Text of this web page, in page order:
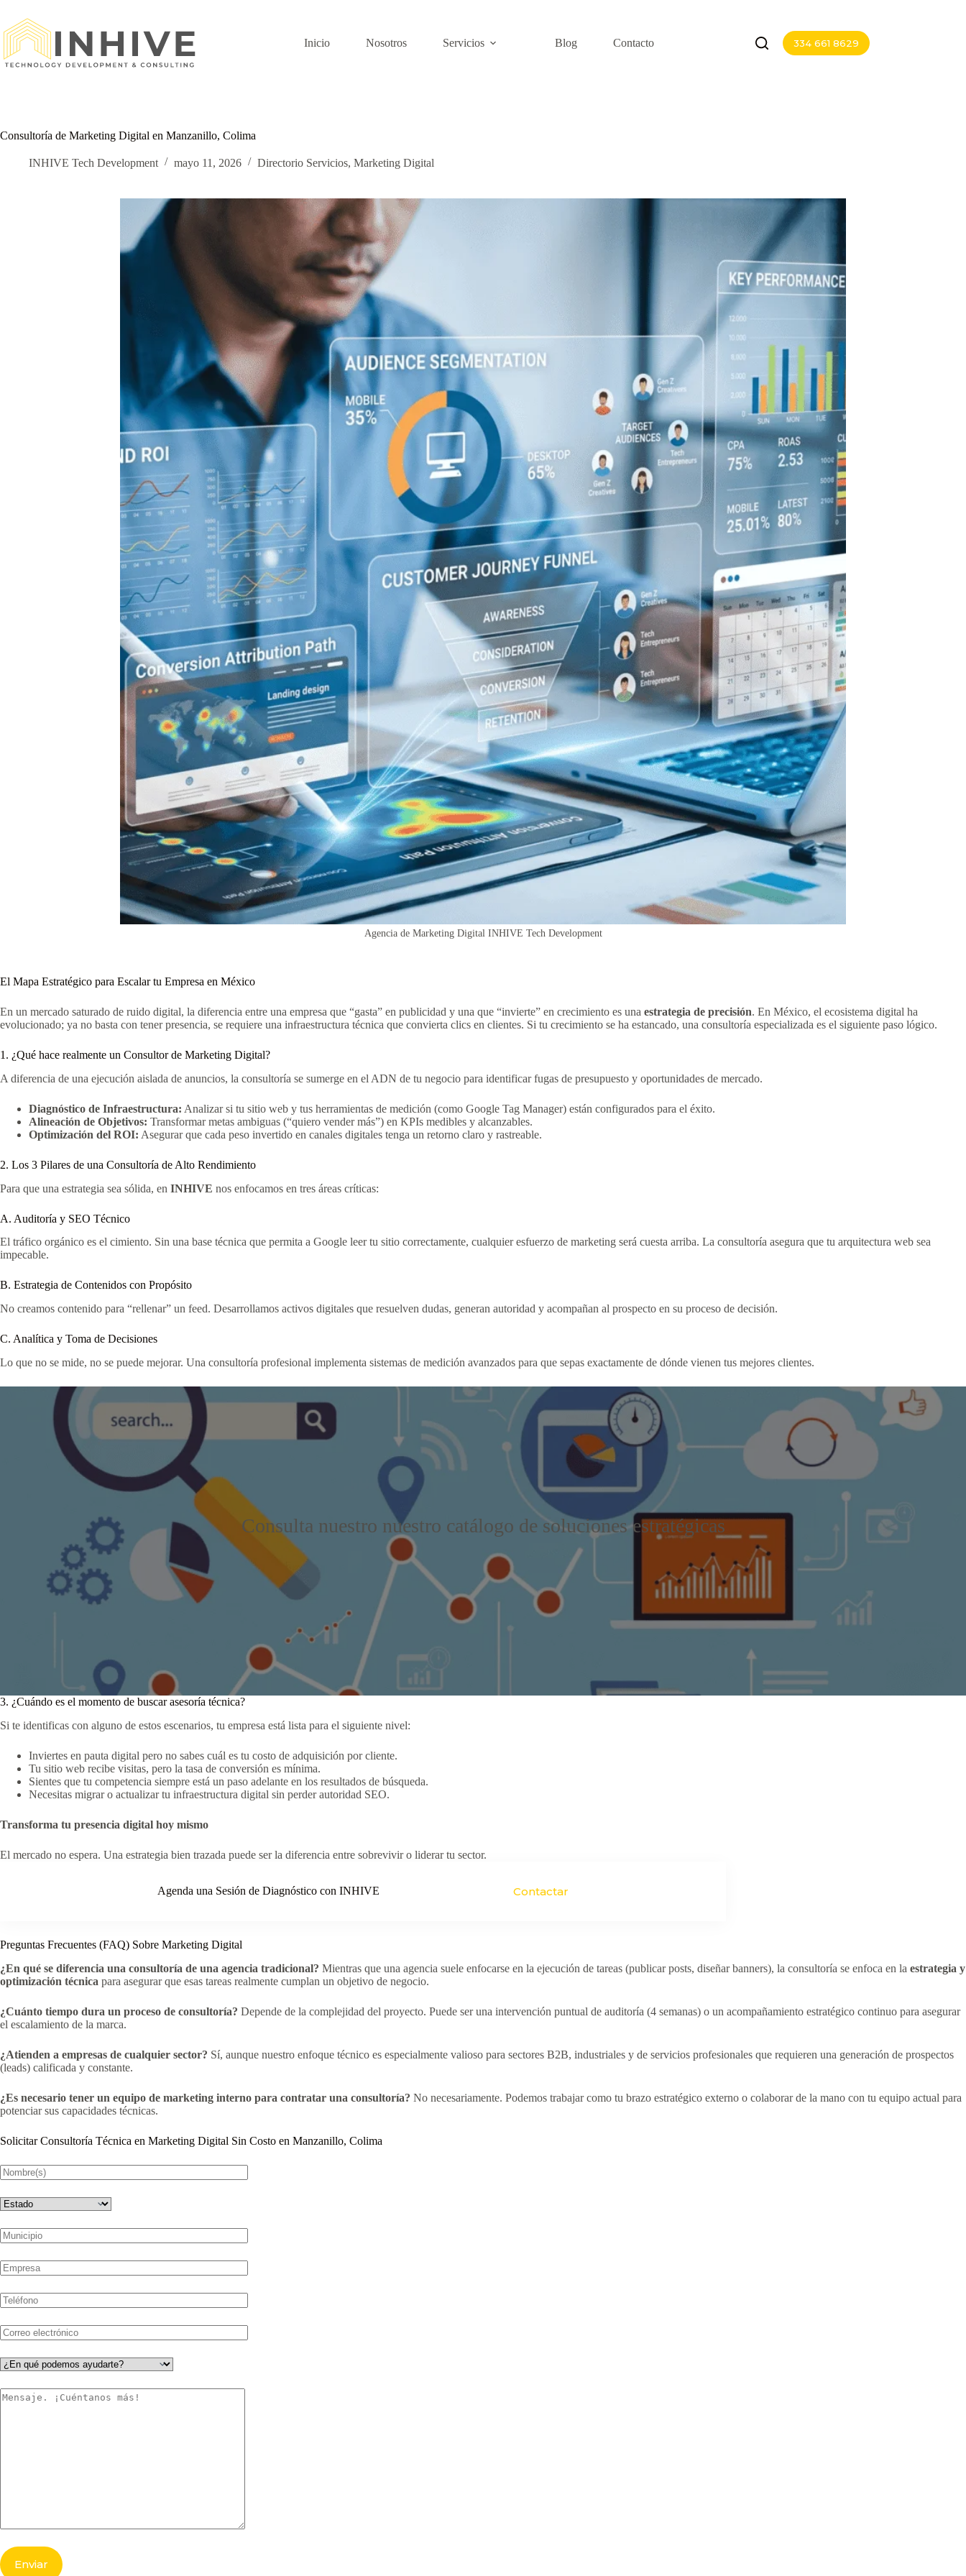
contenido
Inicio
Nosotros Servicios Blog Contacto 334 661 8629
Consultoría de Marketing Digital en Manzanillo, Colima
INHIVE Tech Development mayo 11, 2026 Directorio Servicios, Marketing Digital
Agencia de Marketing Digital INHIVE Tech Development
El Mapa Estratégico para Escalar tu Empresa en México
En un mercado saturado de ruido digital, la diferencia entre una empresa que “gasta” en publicidad y una que “invierte” en crecimiento es una estrategia de precisión. En México, el ecosistema digital ha
evolucionado; ya no basta con tener presencia, se requiere una infraestructura técnica que convierta clics en clientes. Si tu crecimiento se ha estancado, una consultoría especializada es el siguiente paso lógico.
1. ¿Qué hace realmente un Consultor de Marketing Digital?
A diferencia de una ejecución aislada de anuncios, la consultoría se sumerge en el ADN de tu negocio para identificar fugas de presupuesto y oportunidades de mercado.
Diagnóstico de Infraestructura: Analizar si tu sitio web y tus herramientas de medición (como Google Tag Manager) están configurados para el éxito.
Alineación de Objetivos: Transformar metas ambiguas (“quiero vender más”) en KPIs medibles y alcanzables.
Optimización del ROI: Asegurar que cada peso invertido en canales digitales tenga un retorno claro y rastreable.
2. Los 3 Pilares de una Consultoría de Alto Rendimiento
Para que una estrategia sea sólida, en INHIVE nos enfocamos en tres áreas críticas:
A. Auditoría y SEO Técnico
El tráfico orgánico es el cimiento. Sin una base técnica que permita a Google leer tu sitio correctamente, cualquier esfuerzo de marketing será cuesta arriba. La consultoría asegura que tu arquitectura web sea
impecable.
B. Estrategia de Contenidos con Propósito
No creamos contenido para “rellenar” un feed. Desarrollamos activos digitales que resuelven dudas, generan autoridad y acompañan al prospecto en su proceso de decisión.
C. Analítica y Toma de Decisiones
Lo que no se mide, no se puede mejorar. Una consultoría profesional implementa sistemas de medición avanzados para que sepas exactamente de dónde vienen tus mejores clientes.
Consulta nuestro nuestro catálogo de soluciones estratégicas
3. ¿Cuándo es el momento de buscar asesoría técnica?
Si te identificas con alguno de estos escenarios, tu empresa está lista para el siguiente nivel:
Inviertes en pauta digital pero no sabes cuál es tu costo de adquisición por cliente.
Tu sitio web recibe visitas, pero la tasa de conversión es mínima.
Sientes que tu competencia siempre está un paso adelante en los resultados de búsqueda.
Necesitas migrar o actualizar tu infraestructura digital sin perder autoridad SEO.
Transforma tu presencia digital hoy mismo
El mercado no espera. Una estrategia bien trazada puede ser la diferencia entre sobrevivir o liderar tu sector.
Agenda una Sesión de Diagnóstico con INHIVE Contactar
Preguntas Frecuentes (FAQ) Sobre Marketing Digital
¿En qué se diferencia una consultoría de una agencia tradicional? Mientras que una agencia suele enfocarse en la ejecución de tareas (publicar posts, diseñar banners), la consultoría se enfoca en la estrategia y
optimización técnica para asegurar que esas tareas realmente cumplan un objetivo de negocio.
¿Cuánto tiempo dura un proceso de consultoría? Depende de la complejidad del proyecto. Puede ser una intervención puntual de auditoría (4 semanas) o un acompañamiento estratégico continuo para asegurar
el escalamiento de la marca.
¿Atienden a empresas de cualquier sector? Sí, aunque nuestro enfoque técnico es especialmente valioso para sectores B2B, industriales y de servicios profesionales que requieren una generación de prospectos
(leads) calificada y constante.
¿Es necesario tener un equipo de marketing interno para contratar una consultoría? No necesariamente. Podemos trabajar como tu brazo estratégico externo o colaborar de la mano con tu equipo actual para
potenciar sus capacidades técnicas.
Solicitar Consultoría Técnica en Marketing Digital Sin Costo en Manzanillo, Colima